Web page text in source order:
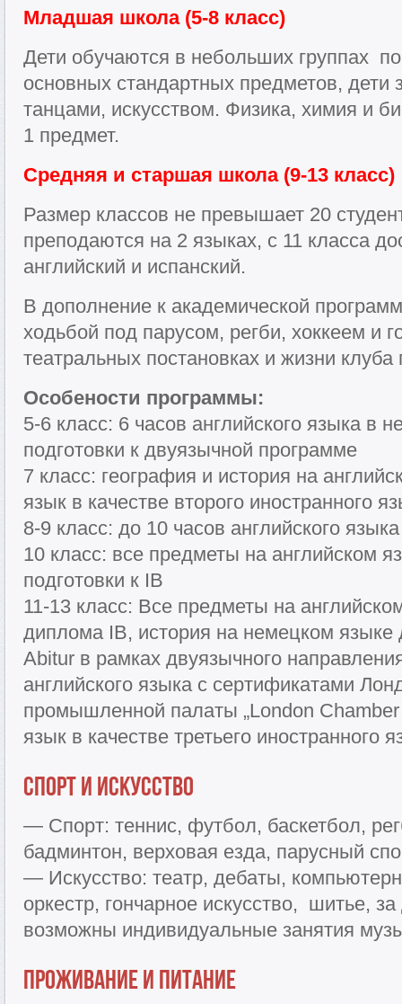
Младшая школа (5-8 класс)
Дети обучаются в небольших группах
основных стандартных предметов, дети
танцами, искусством. Физика, химия и
1 предмет.
Средняя и старшая школа (9-13 класс)
Размер классов не превышает 20
преподаются на 2 языках, с 11 класса
английский и испанский.
В дополнение к академической
ходьбой под парусом, регби, хоккеем и
театральных постановках и жизни
Особености программы:
5-6 класс: 6 часов английского языка в
подготовки к двуязычной программе
7 класс: география и история на
язык в качестве второго иностранного
8-9 класс: до 10 часов английского
10 класс: все предметы на английском
подготовки к IB
11-13 класс: Все предметы на
диплома IB, история на немецком языке
Abitur в рамках двуязычного
английского языка с сертификатами
промышленной палаты „London Chamber
язык в качестве третьего иностранного
Спорт и искусство
— Спорт: теннис, футбол, баскетбол,
бадминтон, верховая езда, парусный
— Искусство: театр, дебаты,
оркестр, гончарное искусство, шитье,
возможны индивидуальные занятия
Проживание и питание